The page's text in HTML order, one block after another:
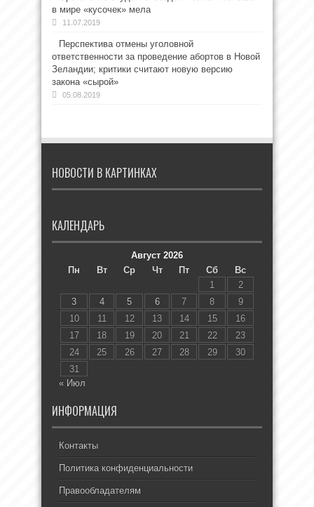
в мире «кусочек» мела
11.07.2019
Перспектива отмены уголовной
ответственности за проведение абортов в Новой
Зеландии; критики считают новую версию
закона «сырой»
05.08.2019
НОВОСТИ В КАРТИНКАХ
КАЛЕНДАРЬ
Август 2026
Пн
Вт Ср Чт Пт Сб
Вс
1
2
3
4 5 6 7 8
9
10
11 12 13 14 15
16
17
18 19 20 21 22
23
24
25 26 27 28 29
30
31
« Июл
ИНФОРМАЦИЯ
Контакты
Политика конфиденциальности
Правообладателям